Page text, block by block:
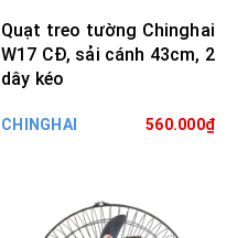
Quạt treo tường Chinghai
W17 CĐ, sải cánh 43cm, 2
dây kéo
CHINGHAI 560.000₫